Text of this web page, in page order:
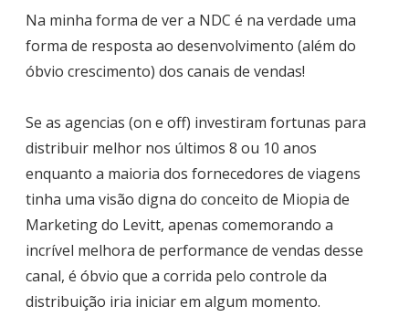
Na minha forma de ver a NDC é na verdade uma
forma de resposta ao desenvolvimento (além do
óbvio crescimento) dos canais de vendas!
Se as agencias (on e off) investiram fortunas para
distribuir melhor nos últimos 8 ou 10 anos
enquanto a maioria dos fornecedores de viagens
tinha uma visão digna do conceito de Miopia de
Marketing do Levitt, apenas comemorando a
incrível melhora de performance de vendas desse
canal, é óbvio que a corrida pelo controle da
distribuição iria iniciar em algum momento.